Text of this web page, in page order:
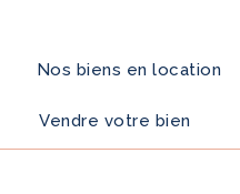
Nos biens en location
Vendre votre bien